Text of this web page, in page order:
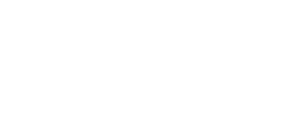
em Istambul